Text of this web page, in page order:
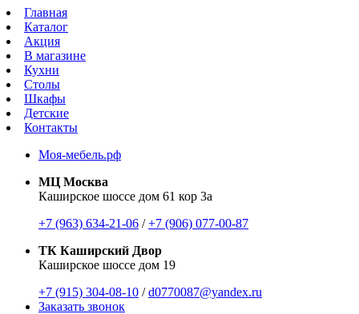
Главная
Каталог
Акция
В магазине
Кухни
Столы
Шкафы
Детские
Контакты
Моя-мебель.рф
МЦ Москва
Каширское шоссе дом 61 кор 3а
+7 (963) 634-21-06 /+7 (906) 077-00-87
ТК Каширский Двор
Каширское шоссе дом 19
+7 (915) 304-08-10 /d0770087@yandex.ru
Заказать звонок